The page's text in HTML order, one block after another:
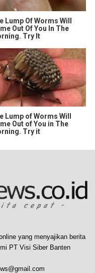
Lump Of Worms Will
Out Of You In The
Try It
Lump of Worms Will
Out of You in The
Try it
yang menyajikan berita
PT Visi Siber Banten